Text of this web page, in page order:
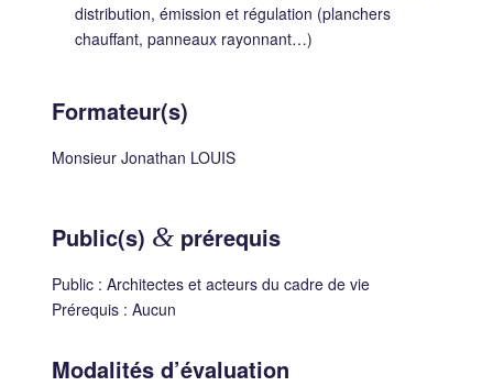
distribution, émission et régulation (planchers
chauffant, panneaux rayonnant…)
Formateur(s)
Monsieur Jonathan LOUIS
Public(s) &prérequis
Public : Architectes et acteurs du cadre de vie
Prérequis : Aucun
Modalités d’évaluation